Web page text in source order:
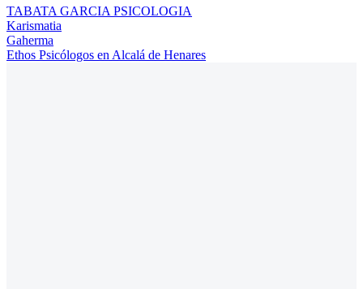
TABATA GARCIA PSICOLOGIA
Karismatia
Gaherma
Ethos Psicólogos en Alcalá de Henares